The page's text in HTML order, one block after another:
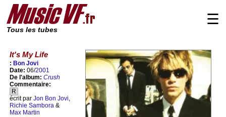
Tous les tubes
☰
It's My Life
: Bon Jovi
Date: 06/2001
De l'album: Crush
Commentaire:
R
écrit par Jon Bon Jovi,
Richie Sambora &
Max Martin